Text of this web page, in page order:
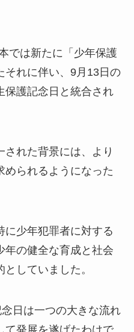
では新たに「少年保護
それに伴い、9月13日の
保護記念日と統合され
れた背景には、より
められるようになった
に少年犯罪者に対する
年の健全な育成と社会
していました。
日は一つの大きな流れ
て発展を遂げたわけで